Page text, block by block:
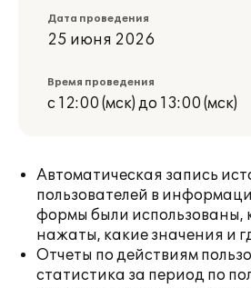
Дата проведения
25 июня 2026
Время проведения
с 12:00 (мск) до 13:00 (мск)
Автоматическая запись
пользователей в
формы были использованы,
нажаты, какие значения и
Отчеты по действиям
статистика за период по